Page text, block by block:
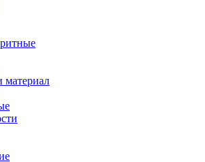
материал